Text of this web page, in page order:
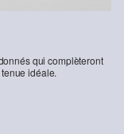
qui complèteront
idéale.